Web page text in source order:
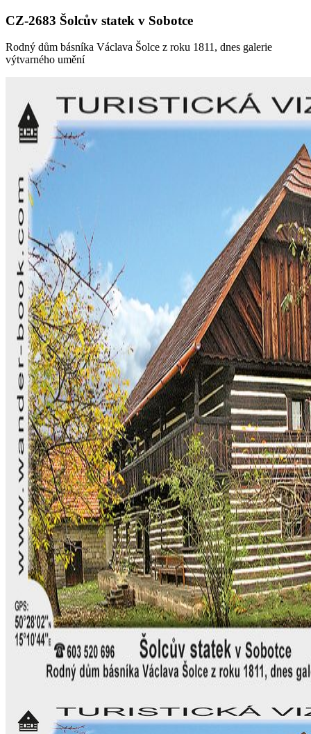
CZ-2683 Šolcův statek v Sobotce
Rodný dům básníka Václava Šolce z roku 1811, dnes galerie
výtvarného umění